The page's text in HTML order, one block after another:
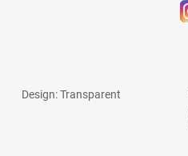
Design: Transparent